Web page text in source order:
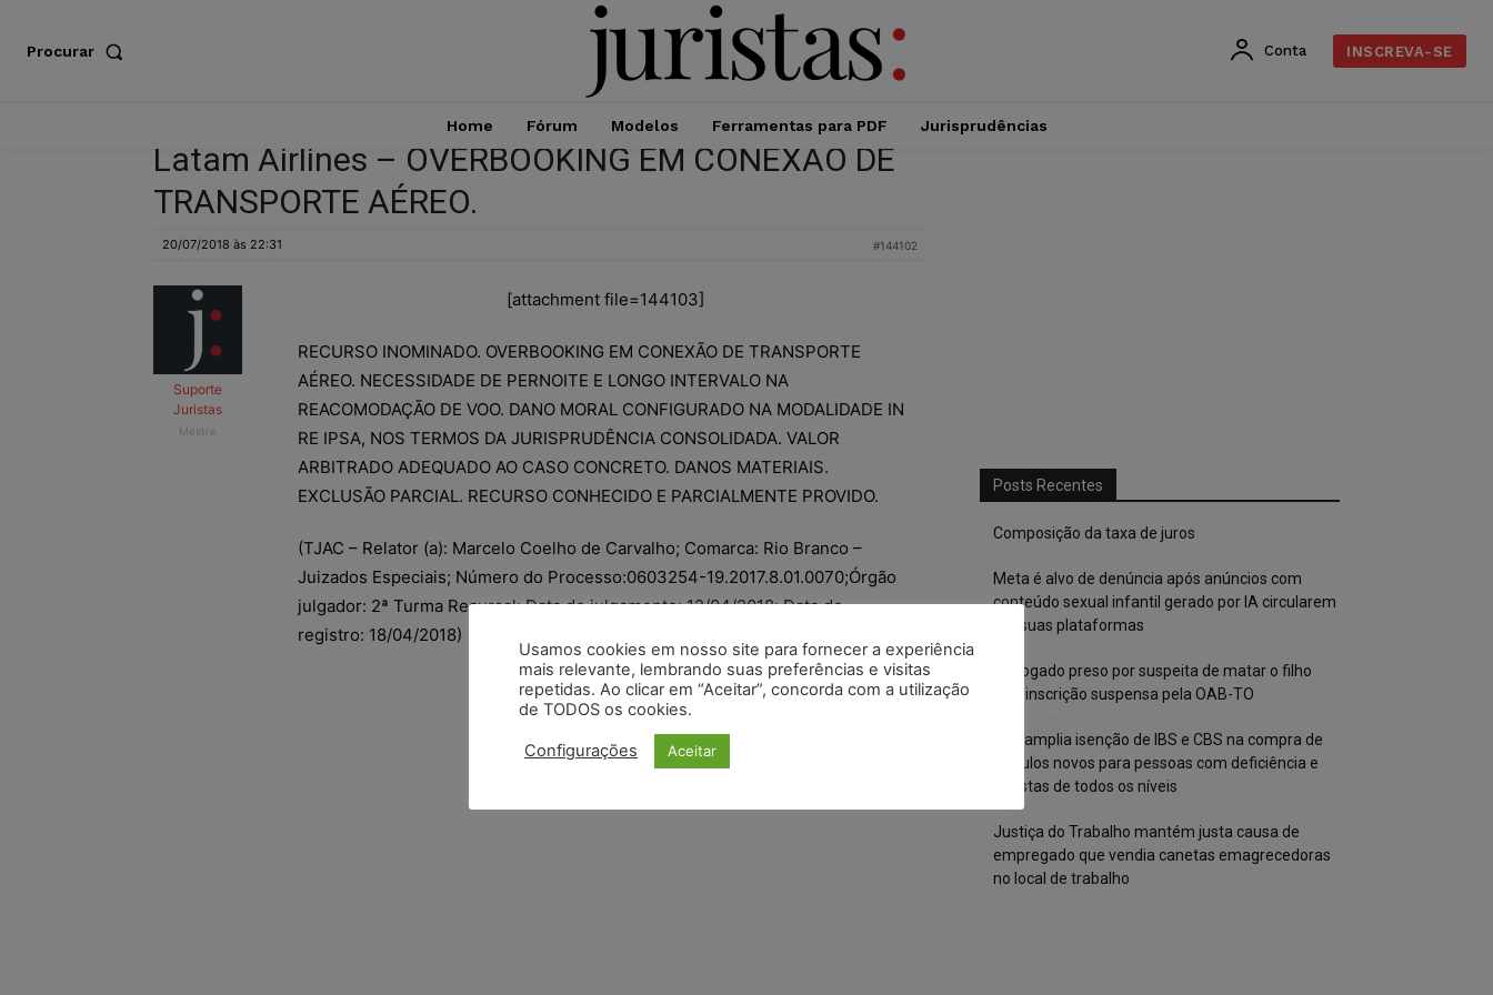
Procurar Conta INSCREVA-SE
Home Fórum Modelos Ferramentas para PDF Jurisprudências
Latam Airlines – OVERBOOKING EM CONEXÃO DE
TRANSPORTE AÉREO.
20/07/2018 às 22:31 #144102
Suporte
Juristas
Mestre
[attachment file=144103]
RECURSO INOMINADO. OVERBOOKING EM CONEXÃO DE TRANSPORTE
AÉREO. NECESSIDADE DE PERNOITE E LONGO INTERVALO NA
REACOMODAÇÃO DE VOO. DANO MORAL CONFIGURADO NA MODALIDADE IN
RE IPSA, NOS TERMOS DA JURISPRUDÊNCIA CONSOLIDADA. VALOR
ARBITRADO ADEQUADO AO CASO CONCRETO. DANOS MATERIAIS.
EXCLUSÃO PARCIAL. RECURSO CONHECIDO E PARCIALMENTE PROVIDO.
(TJAC – Relator (a): Marcelo Coelho de Carvalho; Comarca: Rio Branco –
Juizados Especiais; Número do Processo:0603254-19.2017.8.01.0070;Órgão
julgador: 2ª Turma Recursal; Data do julgamento: 12/04/2018; Data de
registro: 18/04/2018)
Posts Recentes
Composição da taxa de juros
Meta é alvo de denúncia após anúncios com
conteúdo sexual infantil gerado por IA circularem
em suas plataformas
Advogado preso por suspeita de matar o filho
tem inscrição suspensa pela OAB-TO
STF amplia isenção de IBS e CBS na compra de
veículos novos para pessoas com deficiência e
autistas de todos os níveis
Justiça do Trabalho mantém justa causa de
empregado que vendia canetas emagrecedoras
no local de trabalho
Usamos cookies em nosso site para fornecer a experiência
mais relevante, lembrando suas preferências e visitas
repetidas. Ao clicar em “Aceitar”, concorda com a utilização
de TODOS os cookies.
Configurações Aceitar